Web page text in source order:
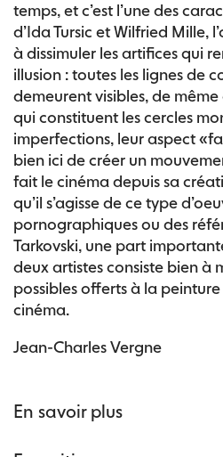
temps, et c’est l’une des
d’Ida Tursic et Wilfried Mille,
à dissimuler les artifices qui
illusion : toutes les lignes de
demeurent visibles, de
qui constituent les cercles
imperfections, leur aspect
bien ici de créer un
fait le cinéma depuis sa
qu’il s’agisse de ce type
pornographiques ou des
Tarkovski, une part
deux artistes consiste bien à
possibles offerts à la
cinéma.
Jean-Charles Vergne
En savoir plus